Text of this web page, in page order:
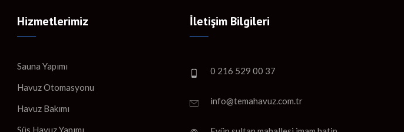
Hizmetlerimiz
Sauna Yapımı
Havuz Otomasyonu
Havuz Bakımı
Süs Havuz Yapımı
İletişim Bilgileri
0 216 529 00 37
info@temahavuz.com.tr